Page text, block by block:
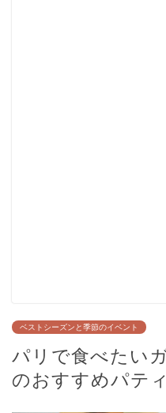
ベストシーズンと季節のイベント
パリで食べたい
のおすすめパテ